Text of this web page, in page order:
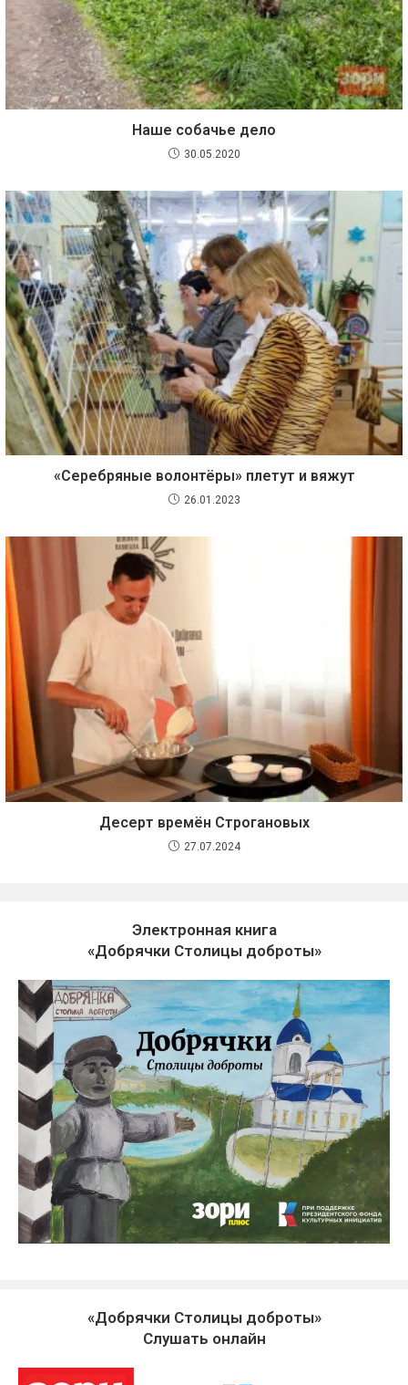
Наше собачье дело
30.05.2020
«Серебряные волонтёры» плетут и вяжут
26.01.2023
Десерт времён Строгановых
27.07.2024
Электронная книга
«Добрячки Столицы доброты»
«Добрячки Столицы доброты»
Слушать онлайн